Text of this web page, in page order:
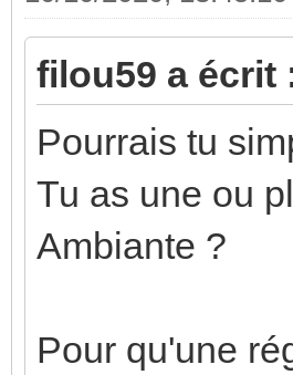
filou59 a écrit
Pourrais tu
Tu as une ou
Ambiante ?
Pour qu'une